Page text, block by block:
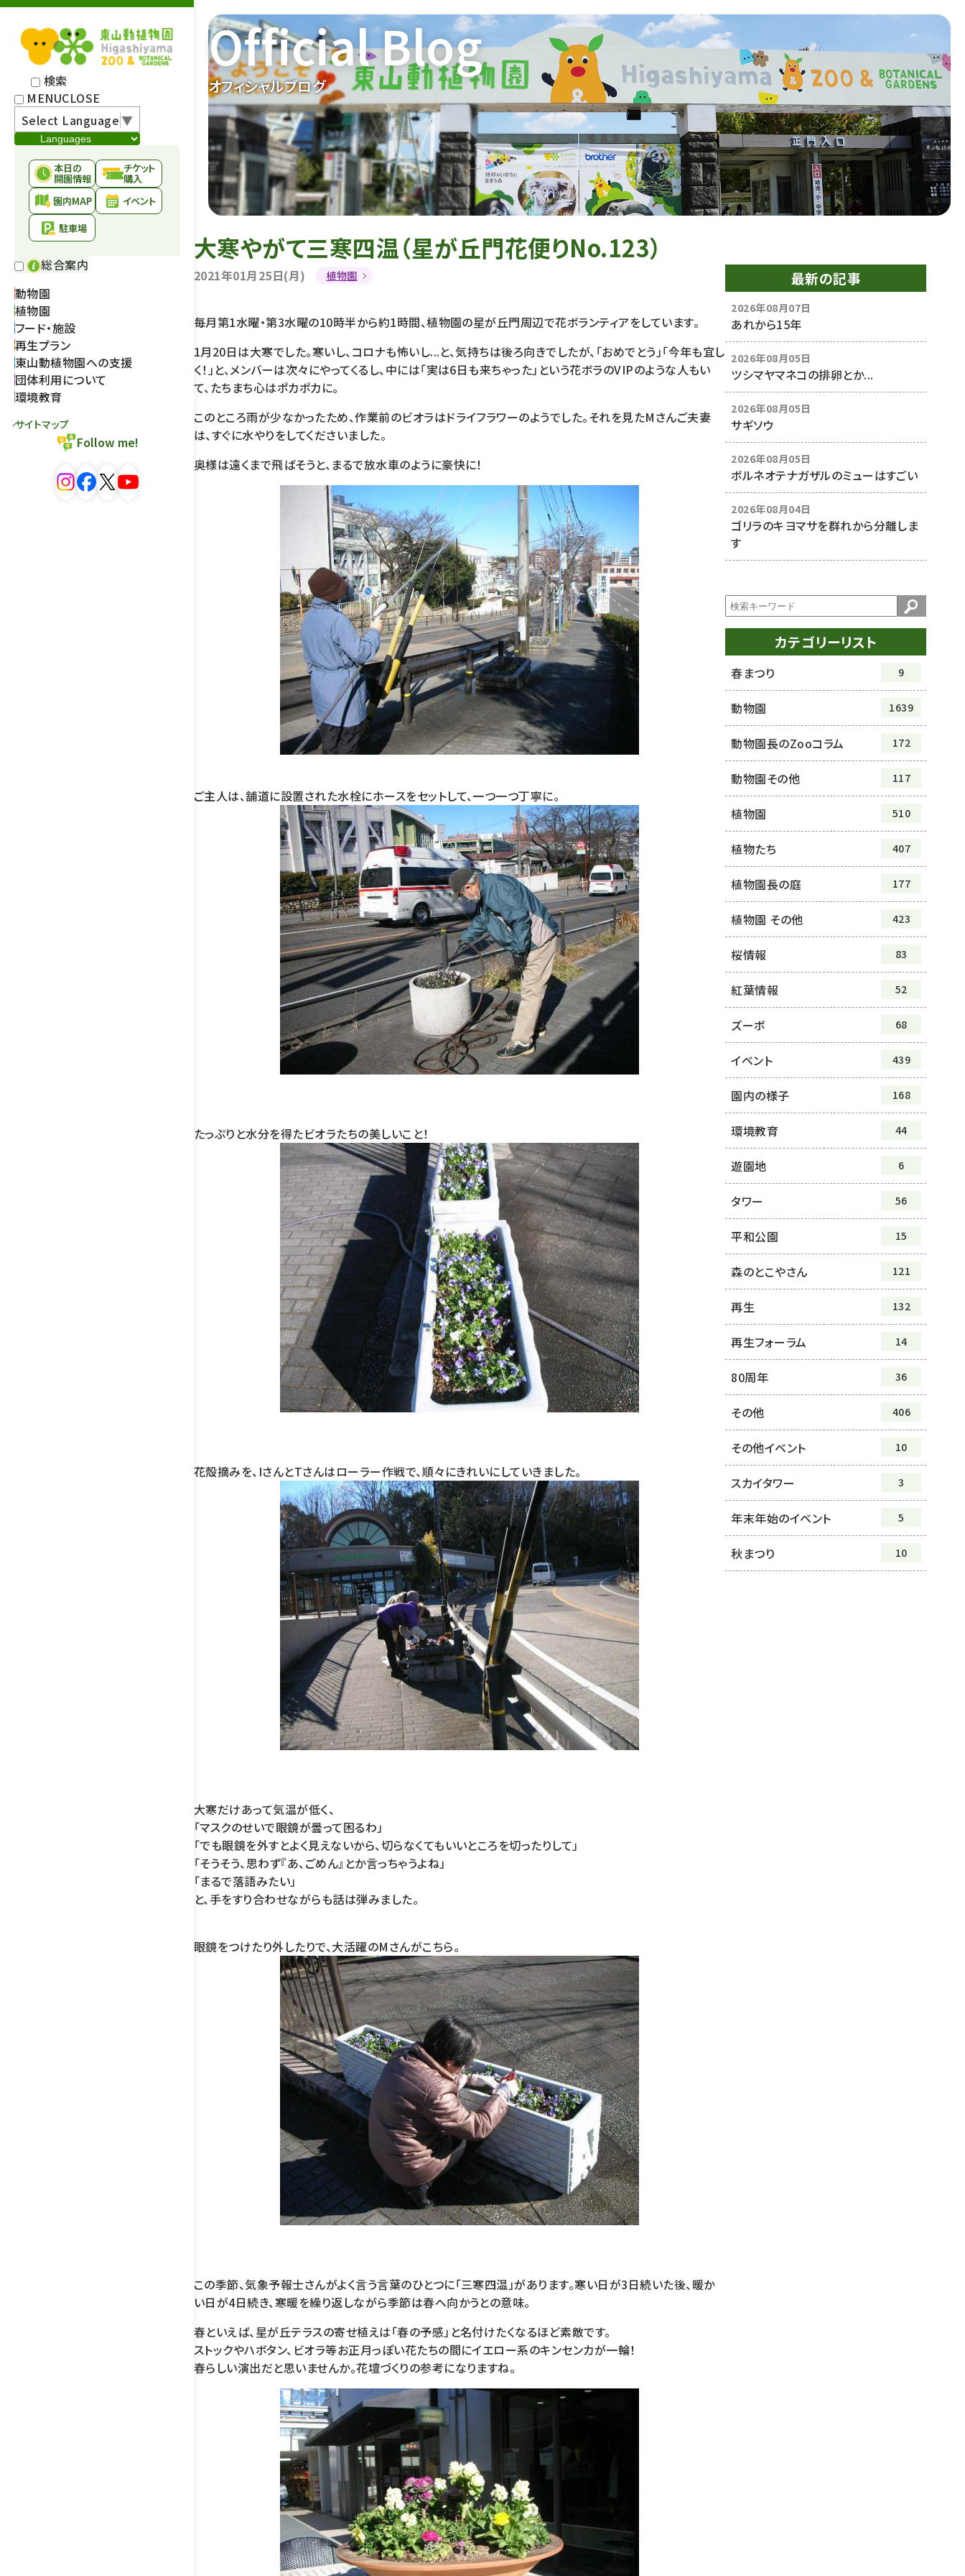
検索
MENUCLOSE
Select Language▼
本日の
開園情報
チケット
購入
園内MAP
イベント
駐車場
総合案内
動物園
植物園
フード・施設
再生プラン
東山動植物園への支援
団体利用について
環境教育
サイトマップ
Follow me!
オフィシャルブログ
Official Blog
大寒やがて三寒四温（星が丘門花便りNo.123）
2021年01月25日(月) 植物園
毎月第1水曜・第3水曜の10時半から約1時間、植物園の星が丘門周辺で花ボランティアをしています。
1月20日は大寒でした。寒いし、コロナも怖いし...と、気持ちは後ろ向きでしたが、「おめでとう」「今年も宜し
く！」と、メンバーは次々にやってくるし、中には「実は6日も来ちゃった」という花ボラのVIPのような人もい
て、たちまち心はポカポカに。
このところ雨が少なかったため、作業前のビオラはドライフラワーのようでした。それを見たMさんご夫妻
は、すぐに水やりをしてくださいました。
奥様は遠くまで飛ばそうと、まるで放水車のように豪快に！
ご主人は、舗道に設置された水栓にホースをセットして、一つ一つ丁寧に。
たっぷりと水分を得たビオラたちの美しいこと！
花殻摘みを、IさんとTさんはローラー作戦で、順々にきれいにしていきました。
大寒だけあって気温が低く、
「マスクのせいで眼鏡が曇って困るわ」
「でも眼鏡を外すとよく見えないから、切らなくてもいいところを切ったりして」
「そうそう、思わず『あ、ごめん』とか言っちゃうよね」
「まるで落語みたい」
と、手をすり合わせながらも話は弾みました。
眼鏡をつけたり外したりで、大活躍のMさんがこちら。
この季節、気象予報士さんがよく言う言葉のひとつに「三寒四温」があります。寒い日が3日続いた後、暖か
い日が4日続き、寒暖を繰り返しながら季節は春へ向かうとの意味。
春といえば、星が丘テラスの寄せ植えは「春の予感」と名付けたくなるほど素敵です。
ストックやハボタン、ビオラ等お正月っぽい花たちの間にイエロー系のキンセンカが一輪！
春らしい演出だと思いませんか。花壇づくりの参考になりますね。
最新の記事
2026年08月07日
あれから15年
2026年08月05日
ツシマヤマネコの排卵とか...
2026年08月05日
サギソウ
2026年08月05日
ボルネオテナガザルのミューはすごい
2026年08月04日
ゴリラのキヨマサを群れから分離しま
す
カテゴリーリスト
春まつり 9
動物園 1639
動物園長のZooコラム 172
動物園その他 117
植物園 510
植物たち 407
植物園長の庭 177
植物園 その他 423
桜情報 83
紅葉情報 52
ズーボ 68
イベント 439
園内の様子 168
環境教育 44
遊園地 6
タワー 56
平和公園 15
森のとこやさん 121
再生 132
再生フォーラム 14
80周年 36
その他 406
その他イベント 10
スカイタワー 3
年末年始のイベント 5
秋まつり 10